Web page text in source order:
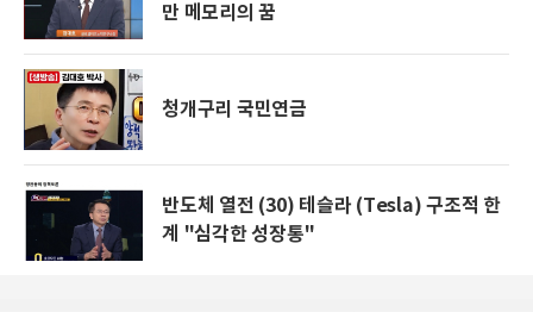
만 메모리의 꿈
청개구리 국민연금
반도체 열전 (30) 테슬라 (Tesla) 구조적 한
계 "심각한 성장통"